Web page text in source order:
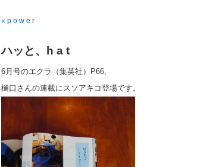
« p o w e r
ハッと、h a t
6月号のエクラ（集英社）P66,
樋口さんの連載にスソアキコ登場です。